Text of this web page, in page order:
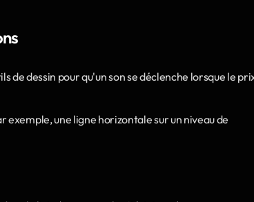
de dessin pour qu'un son se déclenche lorsque le
une ligne horizontale sur un niveau de